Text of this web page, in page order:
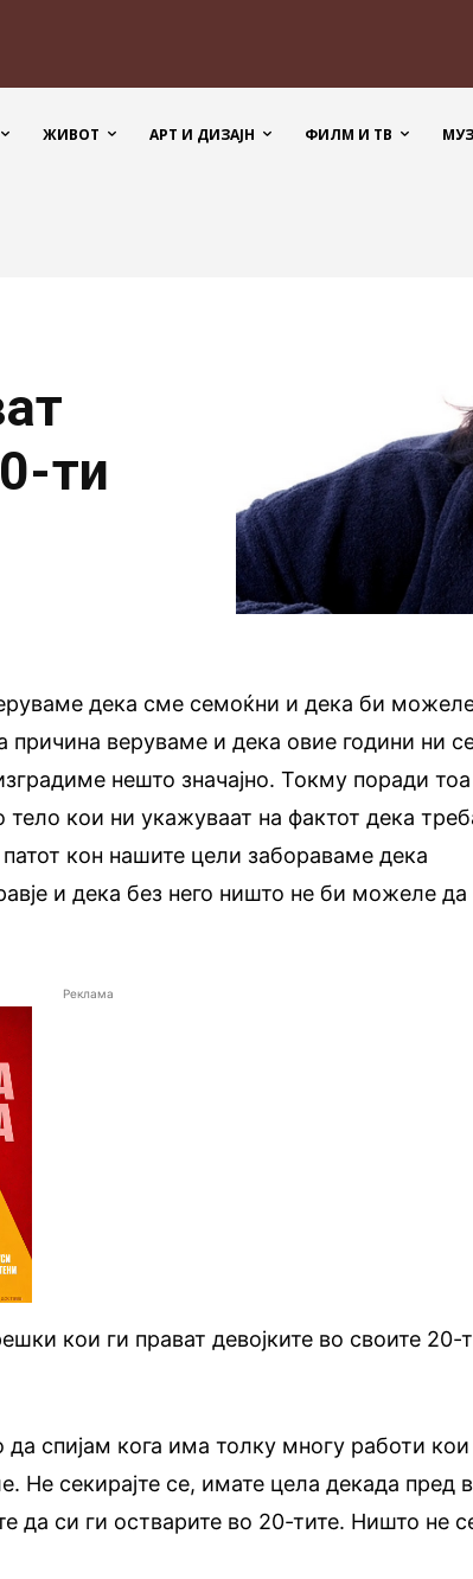
ЖИВОТ АРТ И ДИЗАЈН ФИЛМ И ТВ
ти
дека сме семоќни и дека би
веруваме и дека овие години ни
нешто значајно. Токму поради
кои ни укажуваат на фактот дека
кон нашите цели забораваме дека
и дека без него ништо не би можеле да
Реклама
кои ги прават девојките во своите 20-
да спијам кога има толку многу работи кои
Не секирајте се, имате цела декада пред
да си ги остварите во 20-тите. Ништо не